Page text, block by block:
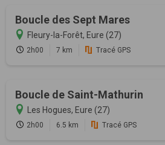
Boucle des Sept Mares
Fleury-la-Forêt, Eure (27)
2h00 7 km Tracé GPS
Boucle de Saint-Mathurin
Les Hogues, Eure (27)
2h00 6.5 km Tracé GPS